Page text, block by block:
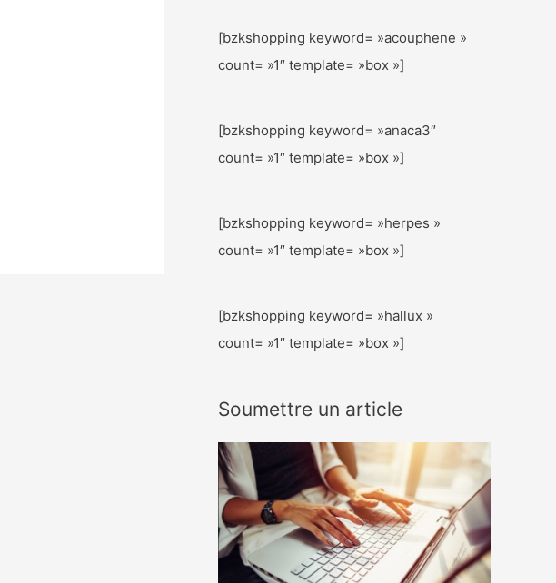
[bzkshopping keyword= »acouphene »
count= »1″ template= »box »]
[bzkshopping keyword= »anaca3″
count= »1″ template= »box »]
[bzkshopping keyword= »herpes »
count= »1″ template= »box »]
[bzkshopping keyword= »hallux »
count= »1″ template= »box »]
Soumettre un article